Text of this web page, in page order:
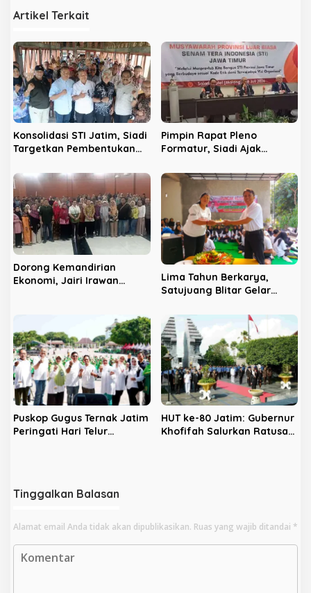
a
i
p
o
s
Artikel Terkait
Konsolidasi STI Jatim, Siadi
Targetkan Pembentukan
Kecamatan
Pimpin Rapat Pleno
Formatur, Siadi Ajak
Demi Kemajuan STI Jatim
Dorong Kemandirian
Ekonomi, Jairi Irawan
Lima Tahun Berkarya,
Satujuang Blitar Gelar
Salurkan Santunan Kepada
Anak Yatim
Puskop Gugus Ternak Jatim
Peringati Hari Telur
HUT ke-80 Jatim: Gubernur
Khofifah Salurkan Ratusan
Tinggalkan Balasan
Alamat email Anda tidak akan dipublikasikan. Ruas yang wajib ditandai *